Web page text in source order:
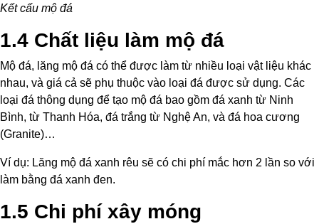
Kết cấu mộ đá
1.4 Chất liệu làm mộ đá
Mộ đá, lăng mộ đá có thể được làm từ nhiều loại vật liệu khác
nhau, và giá cả sẽ phụ thuộc vào loại đá được sử dụng. Các
loại đá thông dụng để tạo mộ đá bao gồm đá xanh từ Ninh
Bình, từ Thanh Hóa, đá trắng từ Nghệ An, và đá hoa cương
(Granite)…
Ví dụ: Lăng mộ đá xanh rêu sẽ có chi phí mắc hơn 2 lần so với
làm bằng đá xanh đen.
1.5 Chi phí xây móng